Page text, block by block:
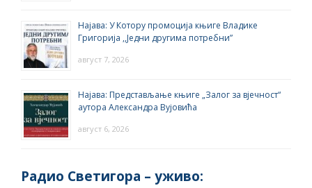
Најава: У Котору промоција књиге Владике
Григорија ,,Једни другима потребни”
август 7, 2026
Најава: Представљање књиге „Залог за вјечност“
аутора Александра Вујовића
август 6, 2026
Радио Светигора – yживо: